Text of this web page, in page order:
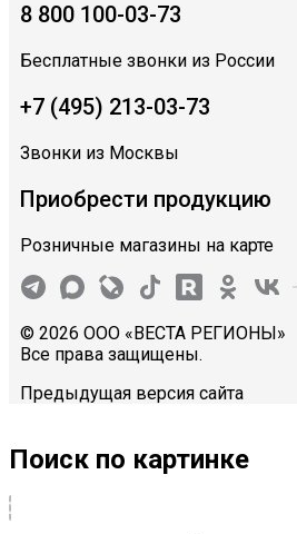
8 800 100-03-73
Бесплатные звонки из России
+7 (495) 213-03-73
Звонки из Москвы
Приобрести продукцию
Розничные магазины на карте
© 2026 ООО «ВЕСТА РЕГИОНЫ»
Все права защищены.
Предыдущая версия сайта
Поиск по картинке